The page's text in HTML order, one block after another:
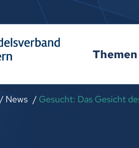
Themen
News Gesucht: Das Gesicht